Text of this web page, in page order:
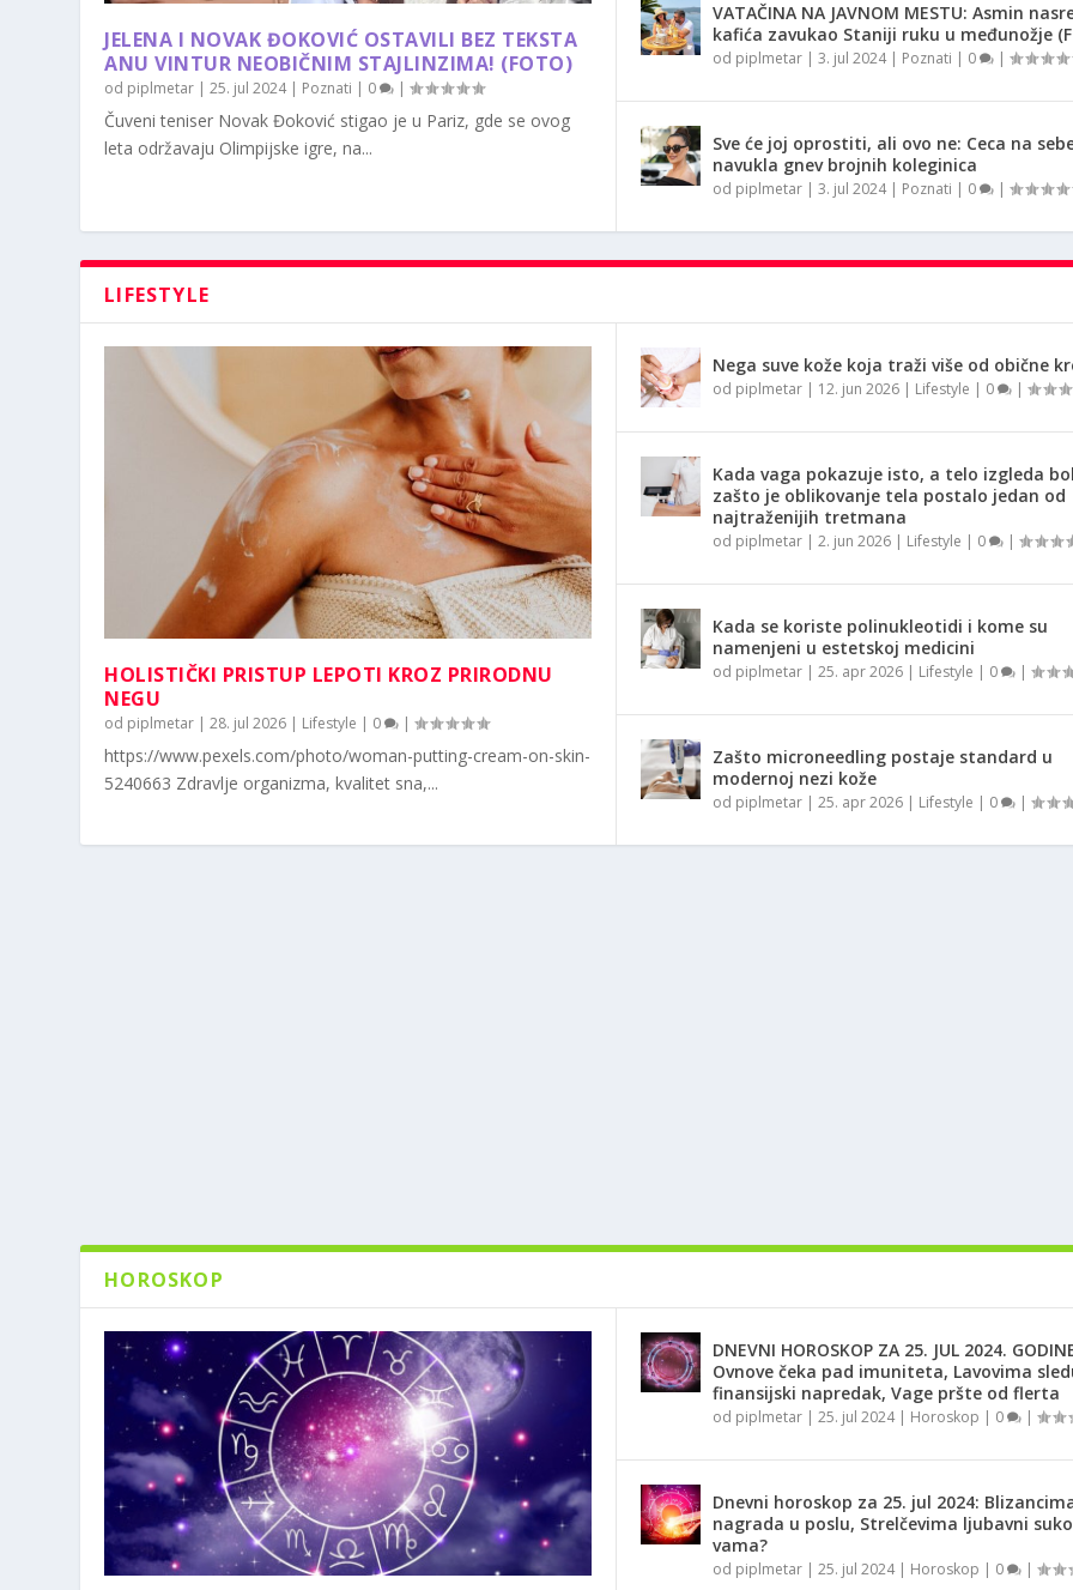
JELENA I NOVAK ĐOKOVIĆ OSTAVILI BEZ TEKSTA
ANU VINTUR NEOBIČNIM STAJLINZIMA! (FOTO)
od piplmetar |25. jul 2024| Poznati | 0 |
Čuveni teniser Novak Đoković stigao je u Pariz, gde se ovog
leta održavaju Olimpijske igre, na...
VATAČINA NA JAVNOM MESTU: Asmin
kafića zavukao Staniji ruku u međunožje
od piplmetar| 3. jul 2024| Poznati | 0 |
Sve će joj oprostiti, ali ovo ne: Ceca na
navukla gnev brojnih koleginica
od piplmetar| 3. jul 2024| Poznati | 0 |
LIFESTYLE
HOLISTIČKI PRISTUP LEPOTI KROZ PRIRODNU
NEGU
od piplmetar |28. jul 2026 | Lifestyle | 0 |
https://www.pexels.com/photo/woman-putting-cream-on-skin-
5240663 Zdravlje organizma, kvalitet sna,...
Nega suve kože koja traži više od obične
od piplmetar| 12. jun 2026| Lifestyle | 0 |
Kada vaga pokazuje isto, a telo izgleda
zašto je oblikovanje tela postalo jedan od
najtraženijih tretmana
od piplmetar| 2. jun 2026| Lifestyle | 0 |
Kada se koriste polinukleotidi i kome su
namenjeni u estetskoj medicini
od piplmetar| 25. apr 2026| Lifestyle | 0 |
Zašto microneedling postaje standard u
modernoj nezi kože
od piplmetar| 25. apr 2026| Lifestyle | 0 |
HOROSKOP
DNEVNI HOROSKOP ZA 25. JUL 2024.
Ovnove čeka pad imuniteta, Lavovima
finansijski napredak, Vage pršte od flerta
od piplmetar| 25. jul 2024| Horoskop | 0 |
Dnevni horoskop za 25. jul 2024:
nagrada u poslu, Strelčevima ljubavni
vama?
od piplmetar| 25. jul 2024| Horoskop | 0 |